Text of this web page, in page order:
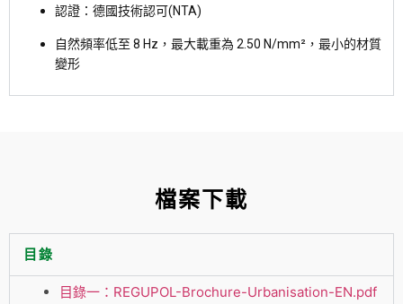
認證：德國技術認可(NTA)
自然頻率低至 8 Hz，最大載重為 2.50 N/mm² ， 最小的材質
變形
檔案下載
目錄
目錄一：REGUPOL-Brochure-Urbanisation-EN.pdf